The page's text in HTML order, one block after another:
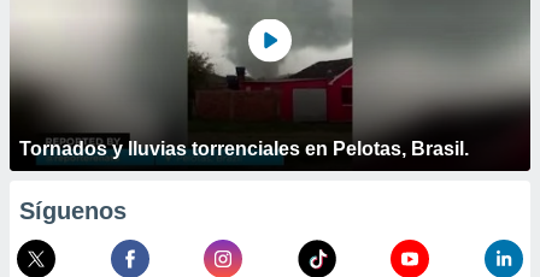
Tornados y lluvias torrenciales en Pelotas, Brasil.
Síguenos